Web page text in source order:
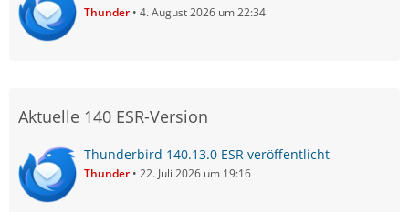
Thunder 4. August 2026 um 22:34
Aktuelle 140 ESR-Version
Thunderbird 140.13.0 ESR veröffentlicht
Thunder 22. Juli 2026 um 19:16